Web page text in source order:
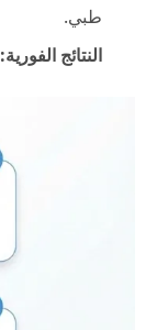
طبي.
النتائج الفورية: